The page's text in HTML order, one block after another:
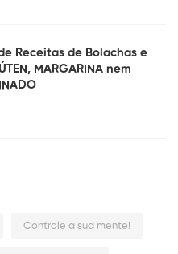
Receitas de Bolachas e
MARGARINA nem
Controle a sua mente!